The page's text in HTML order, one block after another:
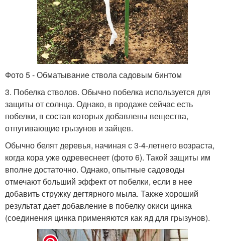
Фото 5 - Обматывание ствола садовым бинтом
3. Побелка стволов. Обычно побелка используется для
защиты от солнца. Однако, в продаже сейчас есть
побелки, в состав которых добавлены вещества,
отпугивающие грызунов и зайцев.
Обычно белят деревья, начиная с 3-4-летнего возраста,
когда кора уже одревеснеет (фото 6). Такой защиты им
вполне достаточно. Однако, опытные садоводы
отмечают больший эффект от побелки, если в нее
добавить стружку дегтярного мыла. Также хороший
результат дает добавление в побелку окиси цинка
(соединения цинка применяются как яд для грызунов).